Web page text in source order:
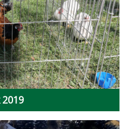
2019